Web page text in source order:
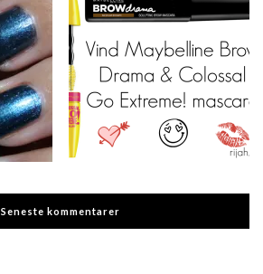
Seneste kommentarer